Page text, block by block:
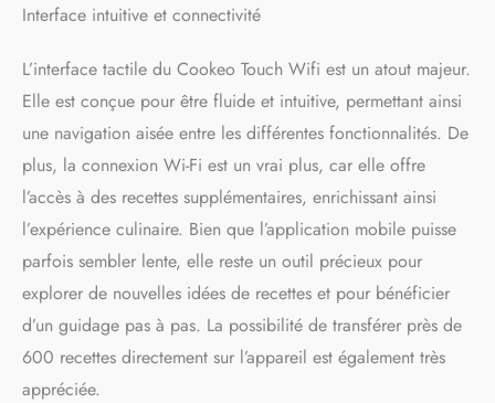
filtres affichés à l’écran
JUSTE PRIX : engagement de
prix grâce à notre réseau de
6200 réparateurs dans le
monde, pour contribuer à la
protection de
l’environnement et à la
réduction des déchets
GAGNEZ DU TEMPS : Pas
besoin de mettre la main à la
pâte : Cookeo gère la
cuisson pour vous et
relâche la pression
automatiquement
Interface intuitive et connectivité
L’interface tactile du Cookeo Touch Wifi est un atout majeur.
Elle est conçue pour être fluide et intuitive, permettant ainsi
une navigation aisée entre les différentes fonctionnalités. De
plus, la connexion Wi-Fi est un vrai plus, car elle offre
l’accès à des recettes supplémentaires, enrichissant ainsi
l’expérience culinaire. Bien que l’application mobile puisse
parfois sembler lente, elle reste un outil précieux pour
explorer de nouvelles idées de recettes et pour bénéficier
d’un guidage pas à pas. La possibilité de transférer près de
600 recettes directement sur l’appareil est également très
appréciée.